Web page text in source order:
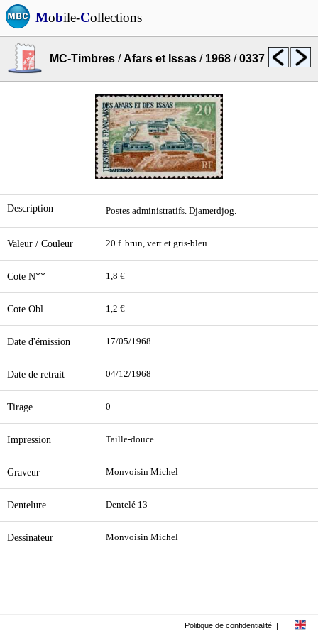
Mobile-Collections
MC-Timbres /Afars et Issas / 1968 /0337
Description Postes administratifs. Djamerdjog.
Valeur / Couleur 20 f. brun, vert et gris-bleu
Cote N** 1,8 €
Cote Obl. 1,2 €
Date d'émission 17/05/1968
Date de retrait 04/12/1968
Tirage 0
Impression Taille-douce
Graveur Monvoisin Michel
Dentelure Dentelé 13
Dessinateur Monvoisin Michel
Politique de confidentialité |